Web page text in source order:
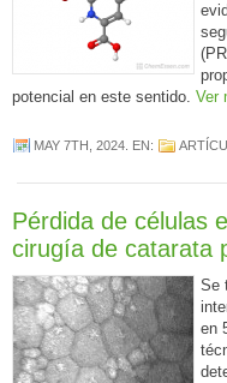
potencial en este sentido. Ver
MAY 7TH, 2024 . EN:
Pérdida de células
cirugía de catarata
Se
en